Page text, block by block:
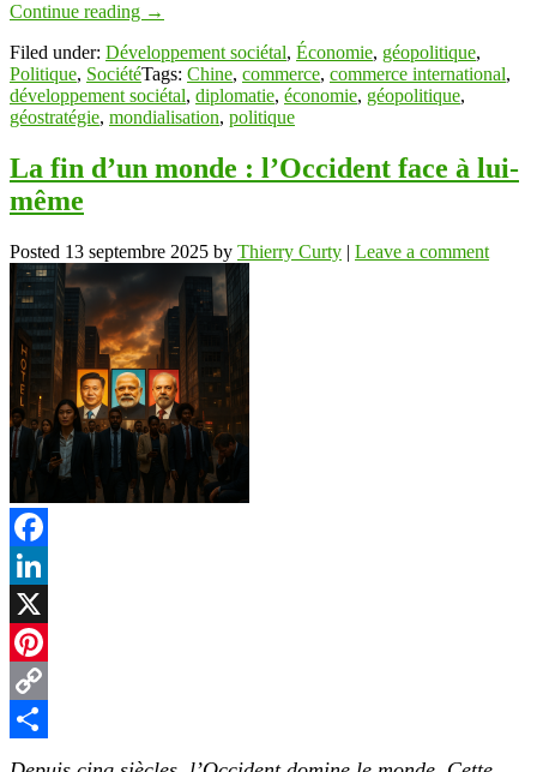
Continue reading →
Filed under: Développement sociétal, Économie, géopolitique,
Politique, SociétéTags: Chine, commerce, commerce international,
développement sociétal, diplomatie, économie, géopolitique,
géostratégie, mondialisation, politique
La fin d’un monde : l’Occident face à lui-
même
Posted 13 septembre 2025 by Thierry Curty | Leave a comment
Facebook
LinkedIn
X
Pinterest
Copy